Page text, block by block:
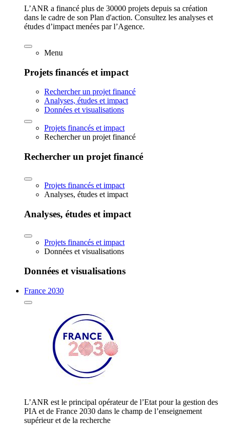
L’ANR a financé plus de 30000 projets depuis sa création
dans le cadre de son Plan d'action. Consultez les analyses et
études d’impact menées par l’Agence.
Menu
Projets financés et impact
Rechercher un projet financé
Analyses, études et impact
Données et visualisations
Projets financés et impact
Rechercher un projet financé
Rechercher un projet financé
Projets financés et impact
Analyses, études et impact
Analyses, études et impact
Projets financés et impact
Données et visualisations
Données et visualisations
France 2030
L’ANR est le principal opérateur de l’Etat pour la gestion des
PIA et de France 2030 dans le champ de l’enseignement
supérieur et de la recherche